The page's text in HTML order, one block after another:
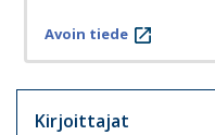
Avoin tiede
Kirjoittajat